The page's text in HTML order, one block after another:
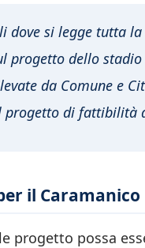
dove si legge tutta
progetto dello
da Comune e
di fattibilità
il Caramanico
progetto possa